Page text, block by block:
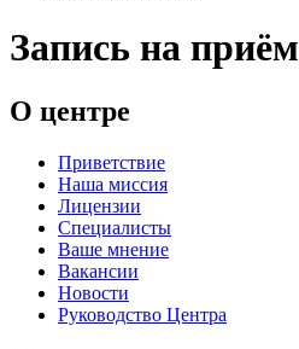
Запись на приём
О центре
Приветствие
Наша миссия
Лицензии
Специалисты
Ваше мнение
Вакансии
Новости
Руководство Центра